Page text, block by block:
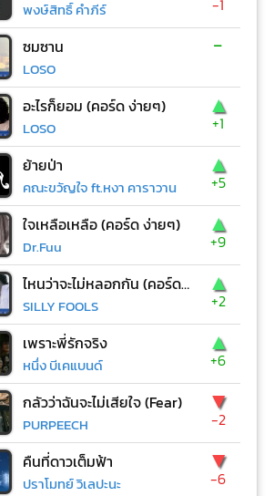
พงษ์สิทธิ์ คำภีร์ -1
ซมซาน
LOSO
-
อะไรก็ยอม (คอร์ด ง่ายๆ)
LOSO
▲
+1
ย้ายป่า
คณะขวัญใจ ft.หงา คาราวาน
▲
+5
ใจเหลือเหลือ (คอร์ด ง่ายๆ)
Dr.Fuu
▲
+9
ไหนว่าจะไม่หลอกกัน (คอร์ด ง่ายๆ)
SILLY FOOLS
▲
+2
เพราะพี่รักจริง
หนึ่ง บีเคแบนด์
▲
+6
กลัวว่าฉันจะไม่เสียใจ (Fear)
PURPEECH
▼
-2
คืนที่ดาวเต็มฟ้า
ปราโมทย์ วิเลปะนะ
▼
-6